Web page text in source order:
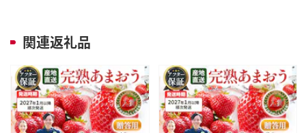
関連返礼品